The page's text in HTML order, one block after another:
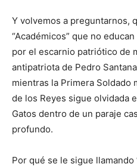
Y volvemos a preguntarnos,
“Académicos” que no
por el escarnio patriótico de
antipatriota de Pedro
mientras la Primera Soldado
de los Reyes sigue olvidada
Gatos dentro de un paraje
profundo.
Por qué se le sigue llamando